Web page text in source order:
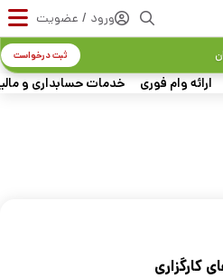
ورود / عضویت
ارائه وام فوری خدمات حسابداری و
ثبت درخواست
کارگزاری